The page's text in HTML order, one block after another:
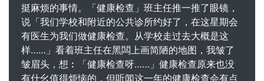
挺麻烦的事情。「健康检查」班主任推一推了眼镜，
说「我们学校和附近的公共诊所约好了，在这星期会
有医生为我们做健康检查。从学校走过去大概是这
样……」看着班主任在黑闆上画简陋的地图，我皱了
皱眉头，想︰「健康检查呀……」健康检查原来也没
有什幺值得烦恼的，但听闻这一年的健康检查会有点